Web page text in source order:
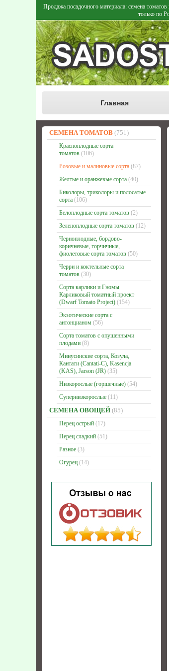
Продажа посадочного материала: семена
только по
Главная
СЕМЕНА ТОМАТОВ (751)
Красноплодные сорта
томатов (106)
Розовые и малиновые сорта (87)
Желтые и оранжевые сорта (40)
Биколоры, триколоры и полосатые
сорта (106)
Белоплодные сорта томатов (2)
Зеленоплодные сорта томатов (12)
Черноплодные, бордово-
коричневые, горчичные,
фиолетовые сорта томатов (50)
Черри и коктельные сорта
томатов (30)
Сорта карлики и Гномы
Карликовый томатный проект
(Dwarf Tomato Project) (154)
Экзотические сорта с
антонцианом (56)
Сорта томатов с опушенными
плодами (8)
Минусинские сорта, Козула,
Кантати (Cantati-C), Kasencja
(KAS), Jarson (JR) (35)
Низкорослые (горшечные) (54)
Супернизкорослые (11)
СЕМЕНА ОВОЩЕЙ (85)
Перец острый (17)
Перец сладкий (51)
Разное (3)
Огурец (14)